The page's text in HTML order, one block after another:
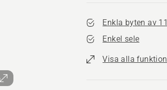
Enkla byten av
Enkel sele
Visa alla